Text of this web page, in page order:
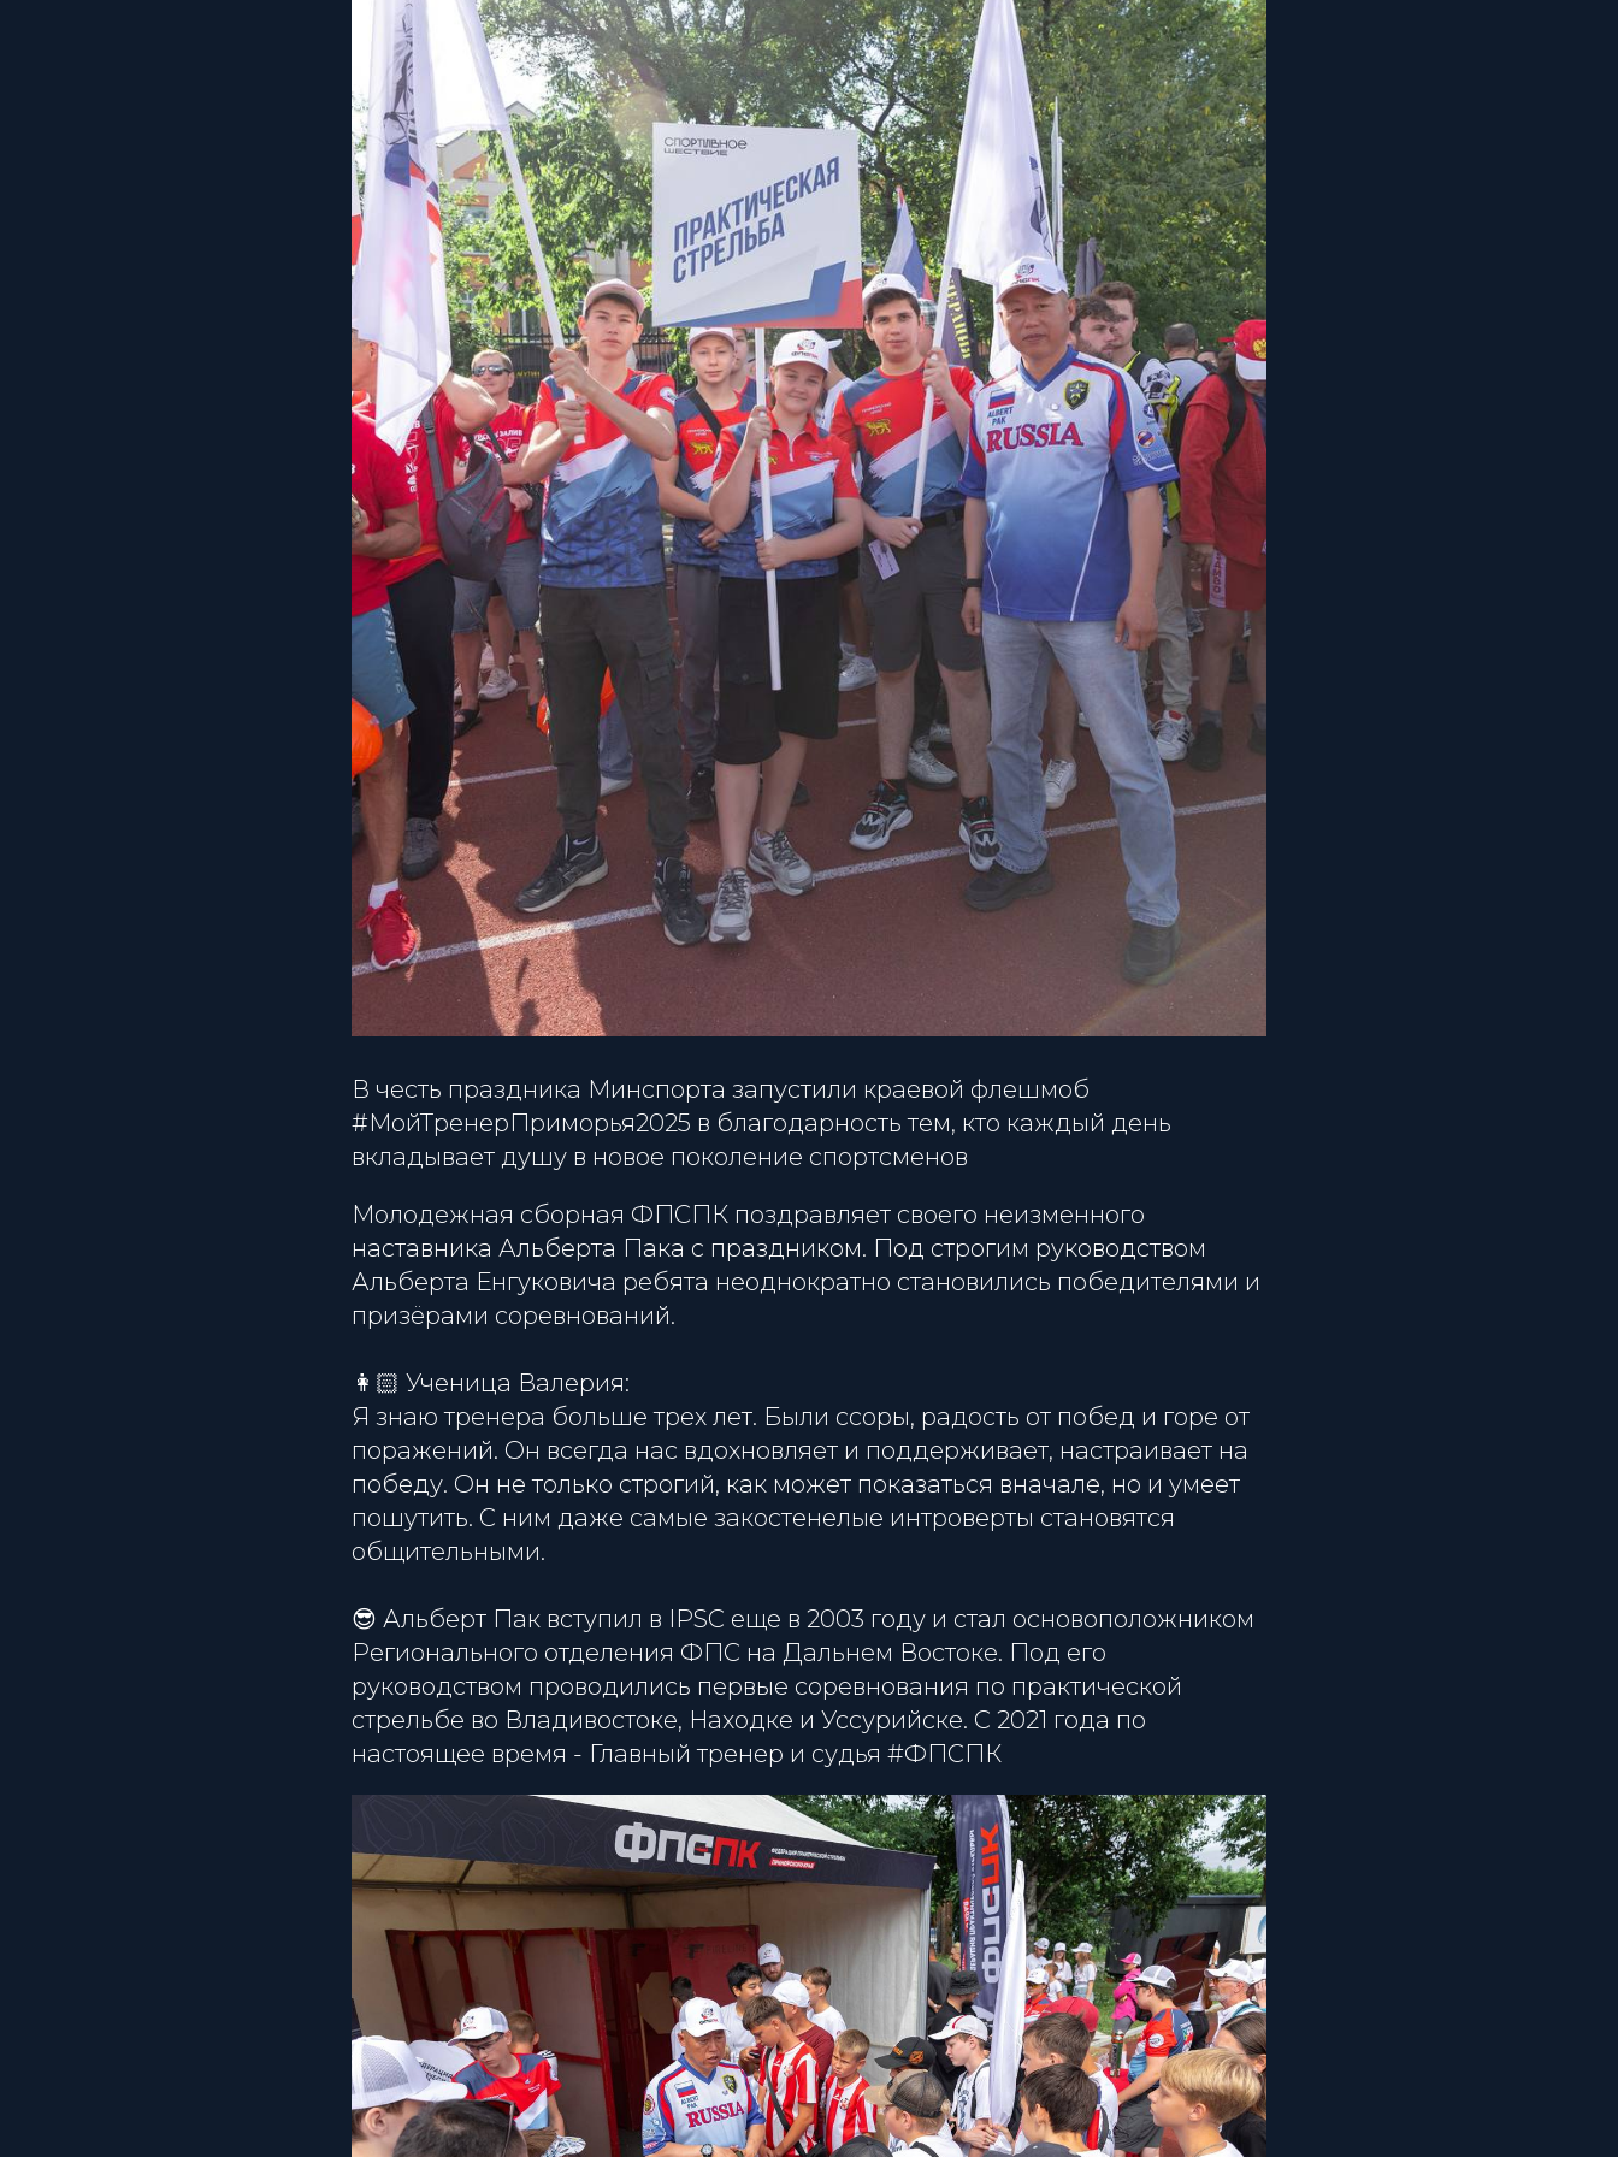
В честь праздника Минспорта запустили краевой флешмоб
#МойТренерПриморья2025 в благодарность тем, кто каждый день
вкладывает душу в новое поколение спортсменов
Молодежная сборная ФПСПК поздравляет своего неизменного
наставника Альберта Пака с праздником. Под строгим руководством
Альберта Енгуковича ребята неоднократно становились победителями и
призёрами соревнований.
👩🏻 Ученица Валерия:
Я знаю тренера больше трех лет. Были ссоры, радость от побед и горе от
поражений. Он всегда нас вдохновляет и поддерживает, настраивает на
победу. Он не только строгий, как может показаться вначале, но и умеет
пошутить. С ним даже самые закостенелые интроверты становятся
общительными.
😎 Альберт Пак вступил в IPSC еще в 2003 году и стал основоположником
Регионального отделения ФПС на Дальнем Востоке. Под его
руководством проводились первые соревнования по практической
стрельбе во Владивостоке, Находке и Уссурийске. С 2021 года по
настоящее время - Главный тренер и судья #ФПСПК